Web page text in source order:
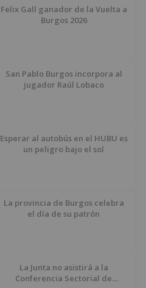
Felix Gall ganador de la Vuelta a
Burgos 2026
San Pablo Burgos incorpora al
jugador Raúl Lobaco
Esperar al autobús en el HUBU es
un peligro bajo el sol
La provincia de Burgos celebra
el día de su patrón
La Junta no asistirá a la
Conferencia Sectorial de